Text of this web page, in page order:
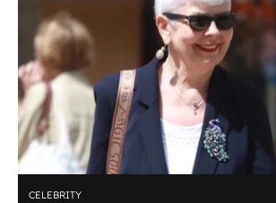
CELEBRITY